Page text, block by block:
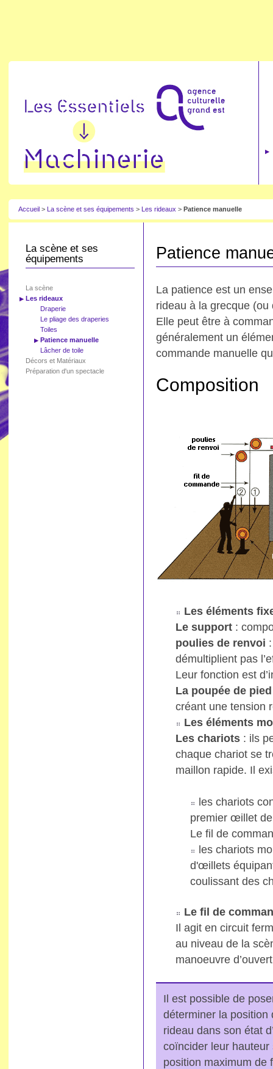
Accueil > La scène et ses équipements > Les rideaux > Patience manuelle
La scène et ses
équipements
La scène
Les rideaux
Draperie
Le pliage des draperies
Toiles
Patience manuelle
Lâcher de toile
Décors et Matériaux
Préparation d'un spectacle
Patience
La patience est un
rideau à la grecque (ou
Elle peut être à
généralement un
commande manuelle
Composition
Les éléments
Le support :
poulies de renvoi
démultiplient pas
Leur fonction est
La poupée de
créant une tension
Les éléments
Les chariots : ils
chaque chariot se
maillon rapide. Il
les chariots
premier œillet
Le fil de
les chariots
d'œillets
coulissant des
Le fil de
Il agit en circuit
au niveau de la
manoeuvre
Il est possible de
déterminer la position
rideau dans son état
coïncider leur hauteur
position maximum de